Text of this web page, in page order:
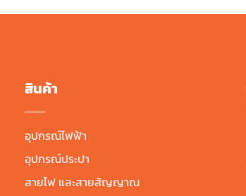
สินค้า
อุปกรณ์ไฟฟ้า
อุปกรณ์ประปา
สายไฟ และสายสัญญาณ